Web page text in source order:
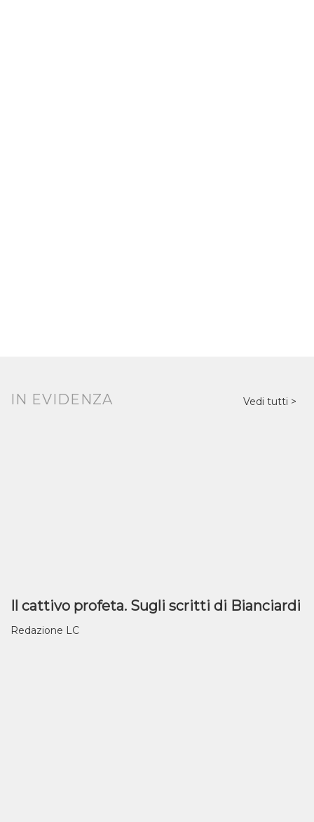
IN EVIDENZA Vedi tutti
Il cattivo profeta. Sugli scritti di Bianciardi
Redazione LC